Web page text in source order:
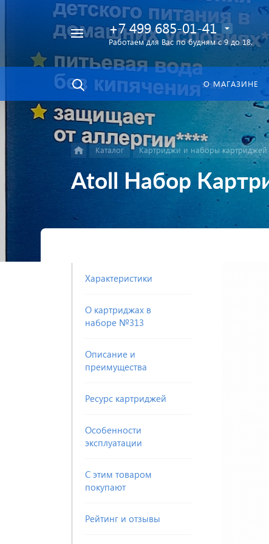
в каталоге
Найти
+7 499 685-01-41
Работаем для Вас по будням с 9 до 18.
О МАГАЗИНЕ
Каталог Картриджи и наборы картриджей
Atoll Набор
Характеристики
О картриджах в
наборе №313
Описание и
преимущества
Ресурс картриджей
Особенности
эксплуатации
С этим товаром
покупают
Рейтинг и отзывы